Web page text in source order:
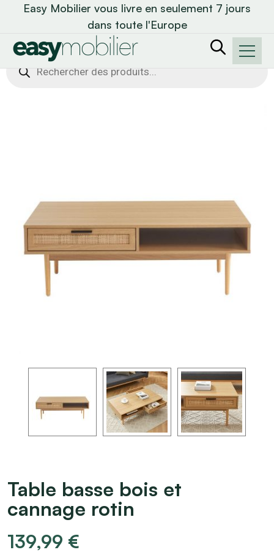
Easy Mobilier vous livre en seulement 7 jours
dans toute l'Europe
Recherche
de
Table basse bois et
cannage rotin
139,99 €